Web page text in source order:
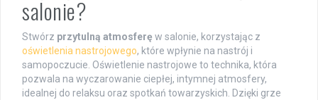
salonie?
Stwórz przytulną atmosferę w salonie, korzystając z
oświetlenia nastrojowego, które wpłynie na nastrój i
samopoczucie. Oświetlenie nastrojowe to technika, która
pozwala na wyczarowanie ciepłej, intymnej atmosfery,
idealnej do relaksu oraz spotkań towarzyskich. Dzięki grze